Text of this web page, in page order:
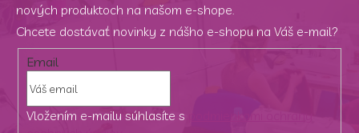
nových produktoch na našom e-shope.
Chcete dostávať novinky z nášho e-shopu na Váš e-mail?
Email
Vložením e-mailu súhlasíte s